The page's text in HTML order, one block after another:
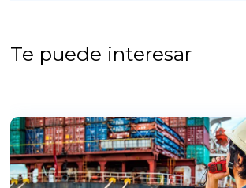
Te puede interesar